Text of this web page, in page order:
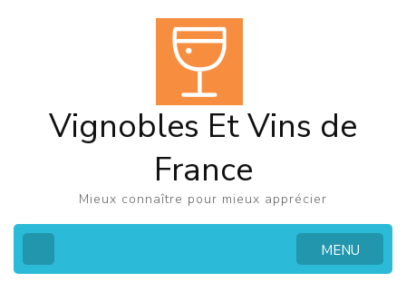
Entrée)Vignobles Et Vins de
France
Mieux connaître pour mieux apprécier
MENU